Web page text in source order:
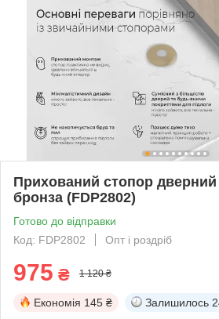
Прихований стопор дверний
бронза (FDP2802)
Готово до відправки
Код: FDP2802
Опт і роздріб
975 ₴ 1 120 ₴
Економія 145 ₴ Залишилось